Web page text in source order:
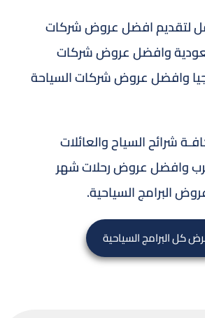
لتقديم افضل عروض شركات
وافضل عروض شركات
وافضل عروض شركات السياحة
شرائح السياح والعائلات
وافضل عروض رحلات شهر
البرامج السياحية.
كل البرامج السياحية